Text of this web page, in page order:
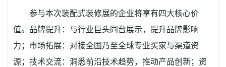
参与本次装配式装修展的企业将享有四大核心价
值。品牌提升：与行业巨头同台展示，提升品牌影响
力；市场拓展：对接全国乃至全球专业买家与渠道资
源；技术交流：洞悉前沿技术趋势，推动产品创新；资